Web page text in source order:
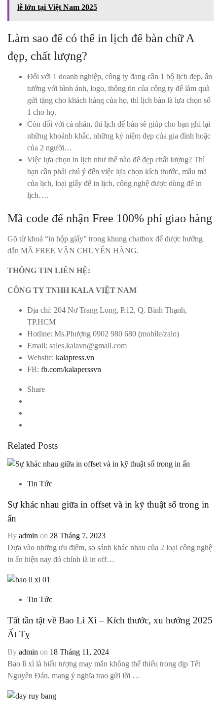
lễ lớn tại Việt Nam 2025
Làm sao để có thể in lịch để bàn chữ A
đẹp, chất lượng?
Đối với 1 doanh nghiệp, công ty đang cần 1 bộ lịch đẹp, ấn
tưởng với hình ảnh, logo, thông tin của công ty để làm quà
gửi tặng cho khách hàng của họ, thì lịch bàn là lựa chọn số
1 cho họ.
Còn đối với cá nhân, thì lịch để bàn sẽ giúp cho bạn ghi lại
những khoảnh khắc, những kỷ niệm đẹp của gia đình hoặc
của 2 người…
Việc lựa chọn in lịch như thế nào để đẹp chất lượng? Thì
bạn cần phải chú ý đến việc lựa chọn kích thước, mẫu mã
của lịch, loại giấy để in lịch, công nghệ được dùng để in
lịch….
Mã code để nhận Free 100% phí giao hàng
Gõ từ khoá “in hộp giấy” trong khung chatbox để được hướng
dẫn MÃ FREE VẬN CHUYỂN HÀNG.
THÔNG TIN LIÊN HỆ:
CÔNG TY TNHH KALA VIỆT NAM
Địa chỉ: 204 Nơ Trang Long, P.12, Q. Bình Thạnh,
TP.HCM
Hotline: Ms.Phượng 0902 980 680 (mobile/zalo)
Email: sales.kalavn@gmail.com
Website: kalapress.vn
FB: fb.com/kalaperssvn
Share
Related Posts
Tin Tức
Sự khác nhau giữa in offset và in kỹ thuật số trong in
ấn
By admin on 28 Tháng 7, 2023
Dựa vào những ưu điểm, so sánh khác nhau của 2 loại công nghệ
in ấn hiện nay đó chính là in off…
Tin Tức
Tất tần tật về Bao Lì Xì – Kích thước, xu hướng 2025
Ất Tỵ
By admin on 18 Tháng 11, 2024
Bao lì xì là biểu tượng may mắn không thể thiếu trong dịp Tết
Nguyên Đán, mang ý nghĩa trao gửi lời …